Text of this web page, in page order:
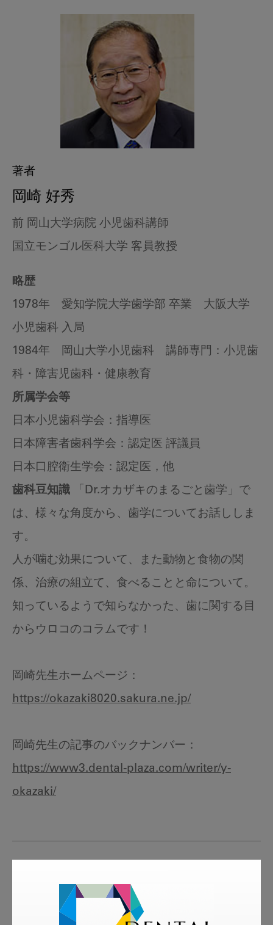
著者
岡崎 好秀
前 岡山大学病院 小児歯科講師
国立モンゴル医科大学 客員教授
略歴
1978年 愛知学院大学歯学部 卒業 大阪大学
小児歯科 入局
1984年 岡山大学小児歯科 講師専門：小児歯
科・障害児歯科・健康教育
所属学会等
日本小児歯科学会：指導医
日本障害者歯科学会：認定医 評議員
日本口腔衛生学会：認定医，他
歯科豆知識 「Dr.オカザキのまるごと歯学」で
は、様々な角度から、歯学についてお話ししま
す。
人が噛む効果について、また動物と食物の関
係、治療の組立て、食べることと命について。
知っているようで知らなかった、歯に関する目
からウロコのコラムです！
岡崎先生ホームページ：
https://okazaki8020.sakura.ne.jp/
岡崎先生の記事のバックナンバー：
https://www3.dental-plaza.com/writer/y-
okazaki/
小児歯科